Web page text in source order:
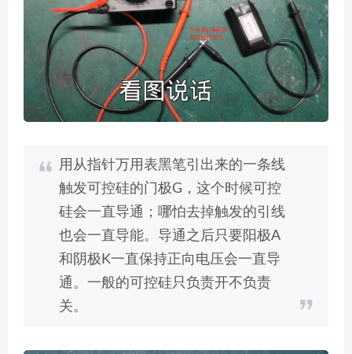
用从指针万用表黑笔引出来的一条线
触发可控硅的门极G，这个时候可控
硅会一直导通；哪怕去掉触发的引线
也会一直导能。导通之后只要阳极A
和阴极K一直保持正向电压会一直导
通。一般的可控硅只负责开不负责
关。